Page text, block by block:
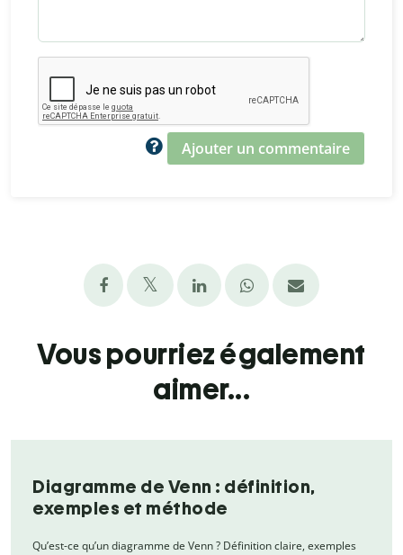
Ajouter un commentaire
Vous pourriez également
aimer...
Diagramme de Venn : définition,
exemples et méthode
Qu’est-ce qu’un diagramme de Venn ? Définition claire, exemples